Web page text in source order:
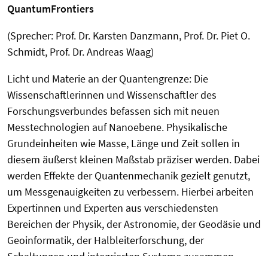
QuantumFrontiers
(Sprecher: Prof. Dr. Karsten Danzmann, Prof. Dr. Piet O.
Schmidt, Prof. Dr. Andreas Waag)
Licht und Materie an der Quantengrenze: Die
Wissenschaftlerinnen und Wissenschaftler des
Forschungsverbundes befassen sich mit neuen
Messtechnologien auf Nanoebene. Physikalische
Grundeinheiten wie Masse, Länge und Zeit sollen in
diesem äußerst kleinen Maßstab präziser werden. Dabei
werden Effekte der Quantenmechanik gezielt genutzt,
um Messgenauigkeiten zu verbessern. Hierbei arbeiten
Expertinnen und Experten aus verschiedensten
Bereichen der Physik, der Astronomie, der Geodäsie und
Geoinformatik, der Halbleiterforschung, der